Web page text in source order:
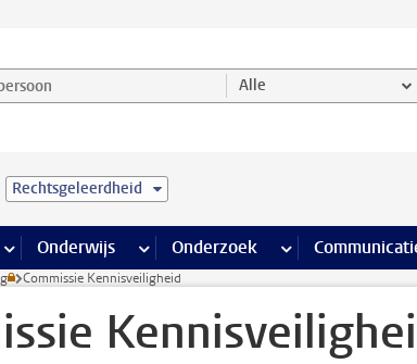
en selecteer categorie Alle
Rechtsgeleerdheid
meer Faciliteiten pagina’s
Onderwijs meer Onderwijs pagina’s
Onderzoek meer Onderzoek
Commissie Kennisveiligheid